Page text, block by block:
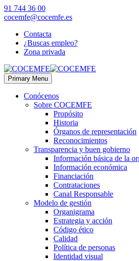
91 744 36 00
cocemfe@cocemfe.es
Contacta
¿Buscas empleo?
Zona privada
Primary Menu
Conócenos
Sobre COCEMFE
Propósito
Historia
Órganos de representación
Reconocimientos
Transparencia y buen gobierno
Información básica de la
Información económica
Financiación
Contrataciones
Canal Responsable
Modelo de gestión
Organigrama
Estrategia y acción
Código ético
Calidad
Política de personas
Identidad visual